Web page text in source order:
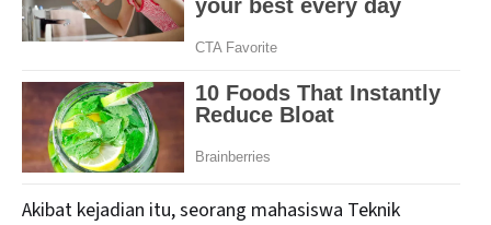
Akibat kejadian itu, seorang mahasiswa Teknik